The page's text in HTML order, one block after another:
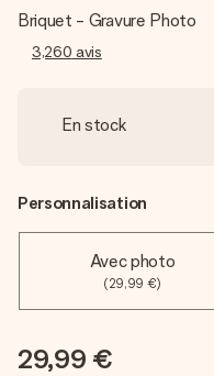
Briquet - Gravure Photo
3,260 avis
En stock
Personnalisation
Avec photo
(29,99 €)
29,99 €